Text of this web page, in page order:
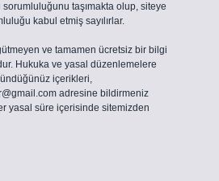
sorumluluğunu taşımakta olup, siteye
kabul etmiş sayılırlar.
ve tamamen ücretsiz bir bilgi
Hukuka ve yasal düzenlemelere
içerikleri,
adresine bildirmeniz
yasal süre içerisinde sitemizden